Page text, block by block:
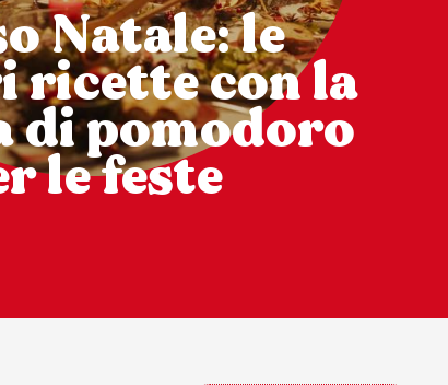
Natale: le
ricette con la
di pomodoro
le feste